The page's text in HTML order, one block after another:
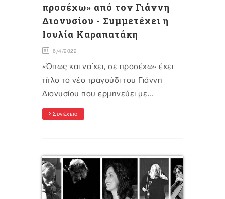
προσέχω» από τον Γιάννη
Διονυσίου - Συμμετέχει η
Ιουλία Καραπατάκη
6/4/2022
«Όπως και να΄χει, σε προσέχω» έχει
τίτλο το νέο τραγούδι του Γιάννη
Διονυσίου που ερμηνεύει με...
Συνέχεια